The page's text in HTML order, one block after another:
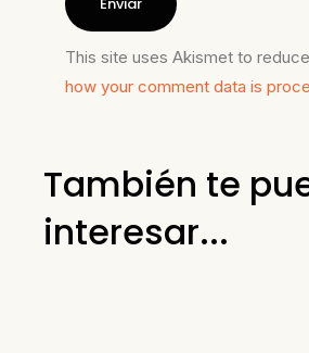
This site uses Akismet to
how your comment data is
También te
interesar...